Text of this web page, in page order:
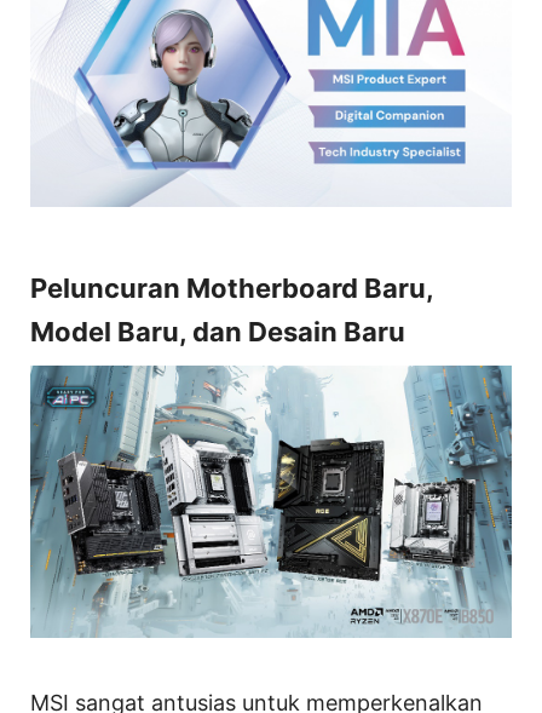
Peluncuran Motherboard Baru,
Model Baru, dan Desain Baru
MSI sangat antusias untuk memperkenalkan